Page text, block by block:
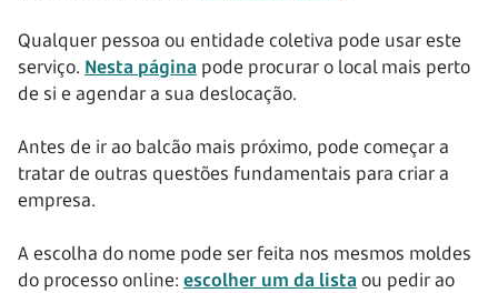
Qualquer pessoa ou entidade coletiva pode usar este
serviço. Nesta página pode procurar o local mais perto
de si e agendar a sua deslocação.
Antes de ir ao balcão mais próximo, pode começar a
tratar de outras questões fundamentais para criar a
empresa.
A escolha do nome pode ser feita nos mesmos moldes
do processo online: escolher um da lista ou pedir ao